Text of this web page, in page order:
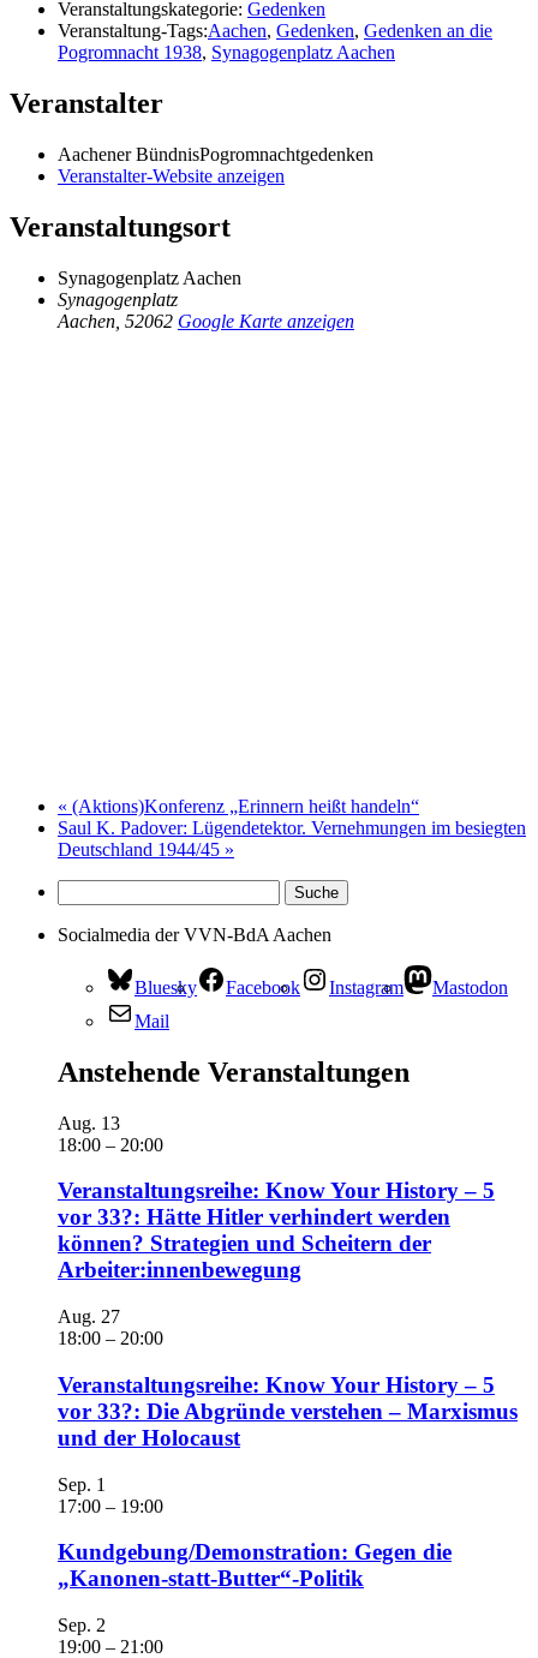
Veranstaltungskategorie: Gedenken
Veranstaltung-Tags:Aachen, Gedenken, Gedenken an die
Pogromnacht 1938, Synagogenplatz Aachen
Veranstalter
Aachener BündnisPogromnachtgedenken
Veranstalter-Website anzeigen
Veranstaltungsort
Synagogenplatz Aachen
Synagogenplatz
Aachen 52062 Google Karte anzeigen
« (Aktions)Konferenz „Erinnern heißt handeln“
Saul K. Padover: Lügendetektor. Vernehmungen im besiegten
Deutschland 1944/45 »
Socialmedia der VVN-BdA Aachen
Bluesky Facebook Instagram
Mastodon
Mail
Anstehende Veranstaltungen
Aug. 13
18:00 – 20:00
Veranstaltungsreihe: Know Your History – 5
vor 33?: Hätte Hitler verhindert werden
können? Strategien und Scheitern der
Arbeiter:innenbewegung
Aug. 27
18:00 – 20:00
Veranstaltungsreihe: Know Your History – 5
vor 33?: Die Abgründe verstehen – Marxismus
und der Holocaust
Sep. 1
17:00 – 19:00
Kundgebung/Demonstration: Gegen die
„Kanonen-statt-Butter“-Politik
Sep. 2
19:00 – 21:00